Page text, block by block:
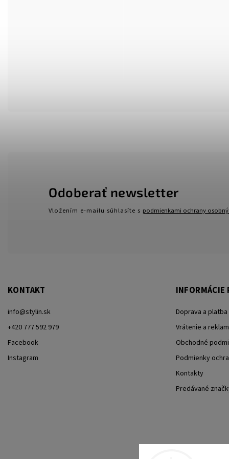
KONTAKT
info@stylin.sk
+420 777 592 979
Facebook
Instagram
INFORMÁCIE
Doprava a platba
Vrátenie a
Obchodné
Podmienky
Kontakty
Predávané
Odoberať newsletter
Vložením e-mailu súhlasíte s podmienkami ochrany